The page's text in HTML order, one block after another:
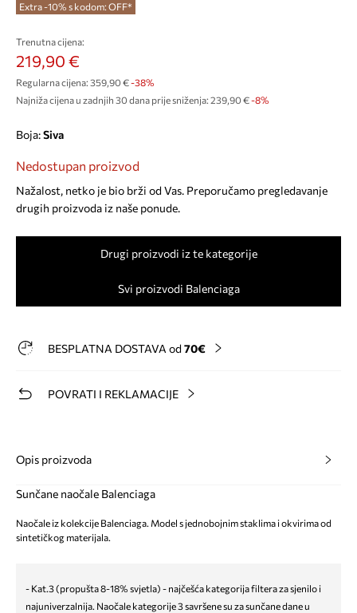
Extra -10% s kodom: OFF*
Trenutna cijena:
219,90 €
Regularna cijena: 359,90 €-38%
Najniža cijena u zadnjih 30 dana prije sniženja: 239,90 € -8%
Boja: siva
Nedostupan proizvod
Nažalost, netko je bio brži od Vas. Preporučamo pregledavanje
drugih proizvoda iz naše ponude.
Drugi proizvodi iz te kategorije
Svi proizvodi Balenciaga
BESPLATNA DOSTAVA od 70€
POVRATI I REKLAMACIJE
Opis proizvoda
Sunčane naočale Balenciaga
Naočale iz kolekcije Balenciaga. Model s jednobojnim staklima i okvirima od
sintetičkog materijala.
- Kat.3 (propušta 8-18% svjetla) - najčešća kategorija filtera za sjenilo i
najuniverzalnija. Naočale kategorije 3 savršene su za sunčane dane u